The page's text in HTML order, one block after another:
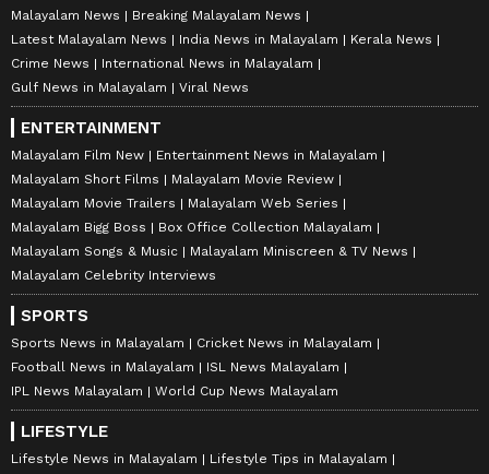
Malayalam News
Breaking Malayalam News
Latest Malayalam News
India News in Malayalam
Kerala News
Crime News
International News in Malayalam
Gulf News in Malayalam
Viral News
ENTERTAINMENT
Malayalam Film New
Entertainment News in Malayalam
Malayalam Short Films
Malayalam Movie Review
Malayalam Movie Trailers
Malayalam Web Series
Malayalam Bigg Boss
Box Office Collection Malayalam
Malayalam Songs & Music
Malayalam Miniscreen & TV News
Malayalam Celebrity Interviews
SPORTS
Sports News in Malayalam
Cricket News in Malayalam
Football News in Malayalam
ISL News Malayalam
IPL News Malayalam
World Cup News Malayalam
LIFESTYLE
Lifestyle News in Malayalam
Lifestyle Tips in Malayalam